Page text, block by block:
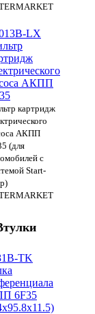
LX
АКПП
картридж
АКПП
(для
с
Start-
TK
6F35